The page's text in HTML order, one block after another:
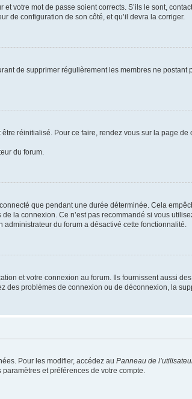
votre mot de passe soient corrects. S’ils le sont,
de configuration de son côté, et qu’il devra la corriger.
de supprimer régulièrement les membres ne
réinitialisé. Pour ce faire, rendez vous sur la page
du forum.
que pendant une durée déterminée. Cela
de la connexion. Ce n’est pas recommandé si vous
du forum a désactivé cette fonctionnalité.
et votre connexion au forum. Ils fournissent aussi
problèmes de connexion ou de déconnexion, la
Pour les modifier, accédez au Panneau de
et préférences de votre compte.